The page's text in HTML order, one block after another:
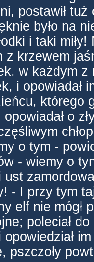
postawił tuż
było na
i taki miły!
z krzewem
w każdym z
i opowiadał
którego
opowiadał o
o tym -
- wiemy o
ust
- I przy tym
elf nie mógł
poleciał
opowiedział
pszczoły